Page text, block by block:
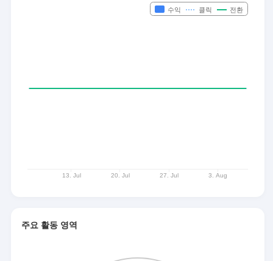
주요 활동 영역